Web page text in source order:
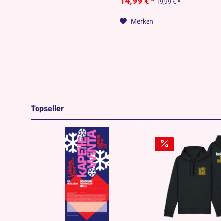
19,99 € *
Merken
Topseller